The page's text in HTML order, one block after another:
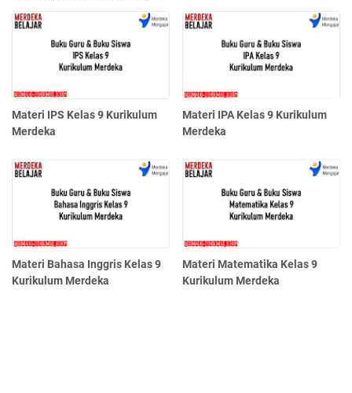
Materi IPS Kelas 9 Kurikulum
Merdeka
Materi IPA Kelas 9 Kurikulum
Merdeka
Materi Bahasa Inggris Kelas 9
Kurikulum Merdeka
Materi Matematika Kelas 9
Kurikulum Merdeka